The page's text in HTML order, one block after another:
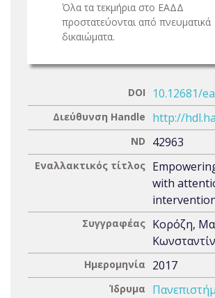
Όλα τα τεκμήρια στο ΕΑΔΔ
προστατεύονται από πνευματικά
δικαιώματα.
DOI 10.12681/
Διεύθυνση Handle http://
ND 42963
Εναλλακτικός τίτλος
with
Συγγραφέας Κορόζη,
Ημερομηνία 2017
Ίδρυμα